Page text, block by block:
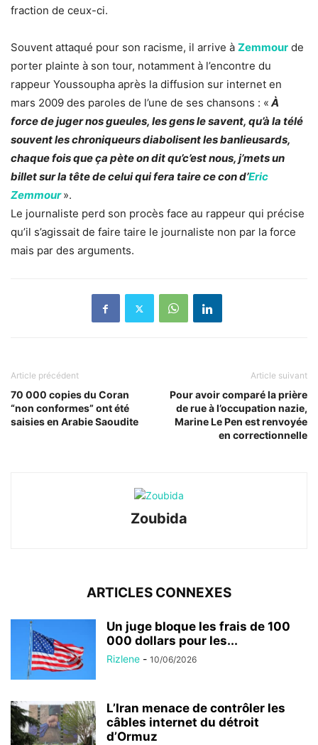
fraction de ceux-ci.
Souvent attaqué pour son racisme, il arrive à Zemmour de
porter plainte à son tour, notamment à l’encontre du
rappeur Youssoupha après la diffusion sur internet en
mars 2009 des paroles de l’une de ses chansons : « À
force de juger nos gueules, les gens le savent, qu’à la télé
souvent les chroniqueurs diabolisent les banlieusards,
chaque fois que ça pète on dit qu’c’est nous, j’mets un
billet sur la tête de celui qui fera taire ce con d’Eric
Zemmour ».
Le journaliste perd son procès face au rappeur qui précise
qu’il s’agissait de faire taire le journaliste non par la force
mais par des arguments.
Article précédent
70 000 copies du Coran
“non conformes” ont été
saisies en Arabie Saoudite
Article suivant
Pour avoir comparé la prière
de rue à l’occupation nazie,
Marine Le Pen est renvoyée
en correctionnelle
Zoubida
ARTICLES CONNEXES
Un juge bloque les frais de 100
000 dollars pour les...
Rizlene - 10/06/2026
L’Iran menace de contrôler les
câbles internet du détroit
d’Ormuz